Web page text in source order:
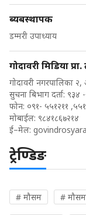
ब्यबस्थापक
डम्मरी उपाध्याय
गोदावरी मिडिया प्रा.
गोदावरी नगरपालिका २,
सुचना बिभाग दर्ता: ९३४
फोन: ०९१- ५५१२११
मोबाईल: ९८४१८६७२१४
ई–मेल:
ट्रेण्डिङ
# मौसम # मौसम